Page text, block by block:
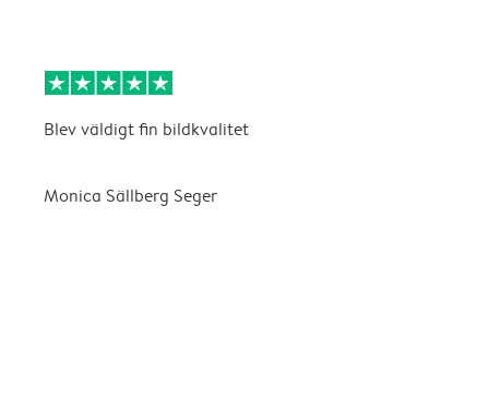
Blev väldigt fin bildkvalitet
Monica Sällberg Seger